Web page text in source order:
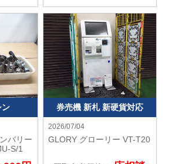
ン
バリー
S/1
券売機 新札 新硬貨対応
2026/07/04
GLORY グローリー VT-T20